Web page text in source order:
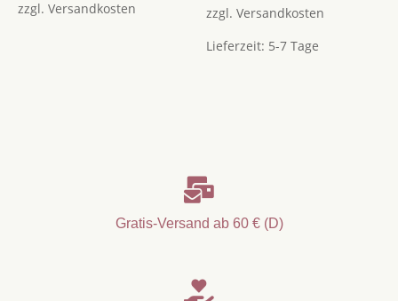
zzgl. Versandkosten zzgl.Versandkosten
Lieferzeit: 5-7 Tage

Gratis-Versand ab 60 € (D)
